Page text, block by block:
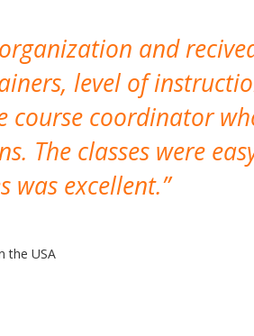
and
level of
course coordinator
The classes were
was excellent.
the USA